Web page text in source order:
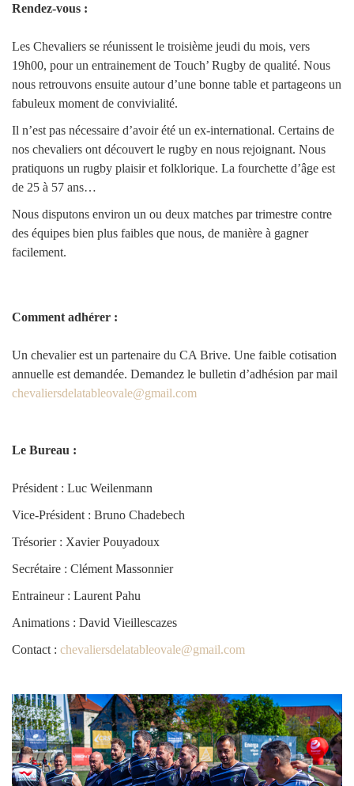
Rendez-vous :
Les Chevaliers se réunissent le troisième jeudi du mois, vers
19h00, pour un entrainement de Touch’ Rugby de qualité. Nous
nous retrouvons ensuite autour d’une bonne table et partageons un
fabuleux moment de convivialité.
Il n’est pas nécessaire d’avoir été un ex-international. Certains de
nos chevaliers ont découvert le rugby en nous rejoignant. Nous
pratiquons un rugby plaisir et folklorique. La fourchette d’âge est
de 25 à 57 ans…
Nous disputons environ un ou deux matches par trimestre contre
des équipes bien plus faibles que nous, de manière à gagner
facilement.
Comment adhérer :
Un chevalier est un partenaire du CA Brive. Une faible cotisation
annuelle est demandée. Demandez le bulletin d’adhésion par mail
chevaliersdelatableovale@gmail.com
Le Bureau :
Président : Luc Weilenmann
Vice-Président : Bruno Chadebech
Trésorier : Xavier Pouyadoux
Secrétaire : Clément Massonnier
Entraineur : Laurent Pahu
Animations : David Vieillescazes
Contact : chevaliersdelatableovale@gmail.com